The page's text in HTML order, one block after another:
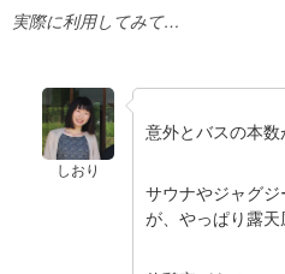
実際に利用してみて…
しおり
意外とバスの本数
サウナやジャグ
が、やっぱり露